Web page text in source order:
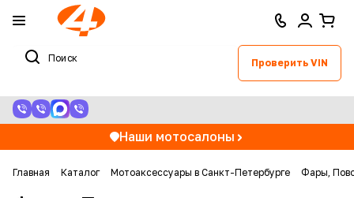
Проверить VIN
Наши мотосалоны
Главная Каталог Мотоаксессуары в Санкт-Петербурге Фары,